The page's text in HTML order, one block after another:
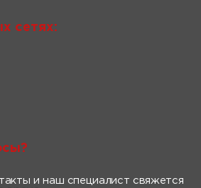
сетях:
и наш специалист свяжется